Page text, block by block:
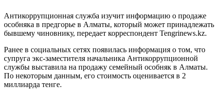
Антикоррупционная служба изучит информацию о продаже
особняка в предгорье в Алматы, который может принадлежать
бывшему чиновнику, передает корреспондент Tengrinews.kz.
Ранее в социальных сетях появилась информация о том, что
супруга экс-заместителя начальника Антикоррупционной
службы выставила на продажу семейный особняк в Алматы.
По некоторым данным, его стоимость оценивается в 2
миллиарда тенге.